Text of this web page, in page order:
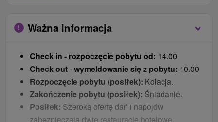
Ceny - Bonusy
ramach pakietów pobytowych
parking
WiFi w hotelowych pomieszczeniach do spotkań
30 % rabatu (od ceny podstawowej) na wejście do
centrum AQUA RELAX – Hotel Sorea Titris w
Ważna informacja
Check in - rozpoczęcie pobytu od: 14.00
Check out - wymeldowanie się z pobytu: 10.00
Rozpoczęcie pobytu (posiłek): Kolacja.
Zakończenie pobytu (posiłek): Śniadanie.
Posiłek: Szeroką ofertę dań i napojów
zabezpieczają dwie restauracje hotelowe.